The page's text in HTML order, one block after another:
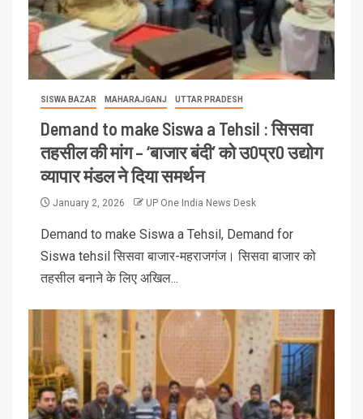
SISWA BAZAR MAHARAJGANJ UTTAR PRADESH
Demand to make Siswa a Tehsil : सिसवा
तहसील की मांग – ‘बाजार बंदी’ को उ0प्र0 उद्योग
व्यापार मंडल ने दिया समर्थन
January 2, 2026 UP One India News Desk
Demand to make Siswa a Tehsil, Demand for
Siswa tehsil सिसवा बाजार-महराजगंज। सिसवा बाजार को
तहसील बनाने के लिए अखिल...